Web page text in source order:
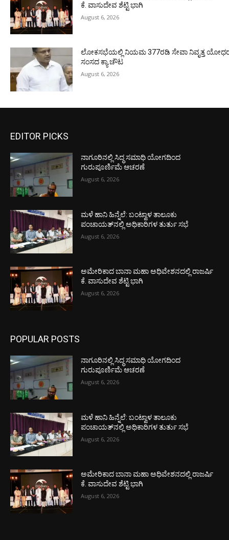
ಕೆ. ವಾಸುದೇವ ಶೆಟ್ಟಿ ಭಾಗಿ
August 6, 2026
ಲೋಕಸಭೆಯಲ್ಲಿ ನಿಯಮ 377ರಡಿ ಸೇವಾ ನಿವೃತ್ತ
ಸಂಸದ ಕ್ಯಾ.ಚೌಟ
August 6, 2026
EDITOR PICKS
ನಾಗೂರಿನಲ್ಲಿ ಸಿದ್ಧ ಸಮಾಧಿ ಯೋಗದಿಂದ
ಗುರುಪೂರ್ಣಿಮೆ ಆಚರಣೆ
August 6, 2026
ಮಳೆ ಹಾನಿ ಹಿನ್ನೆಲೆ: ಬಂಟ್ವಾಳ ತಾಲೂಕು
ಪಂಚಾಯತ್‌ನಲ್ಲಿ ಅಧಿಕಾರಿಗಳ ತುರ್ತು ಸಭೆ
August 6, 2026
ಅಮೇರಿಕಾದ ಬಾನಾ ಮಹಾ ಅಧಿವೇಶನದಲ್ಲಿ ರಾಜರ್ಷಿ
ಕೆ. ವಾಸುದೇವ ಶೆಟ್ಟಿ ಭಾಗಿ
August 6, 2026
POPULAR POSTS
ನಾಗೂರಿನಲ್ಲಿ ಸಿದ್ಧ ಸಮಾಧಿ ಯೋಗದಿಂದ
ಗುರುಪೂರ್ಣಿಮೆ ಆಚರಣೆ
August 6, 2026
ಮಳೆ ಹಾನಿ ಹಿನ್ನೆಲೆ: ಬಂಟ್ವಾಳ ತಾಲೂಕು
ಪಂಚಾಯತ್‌ನಲ್ಲಿ ಅಧಿಕಾರಿಗಳ ತುರ್ತು ಸಭೆ
August 6, 2026
ಅಮೇರಿಕಾದ ಬಾನಾ ಮಹಾ ಅಧಿವೇಶನದಲ್ಲಿ ರಾಜರ್ಷಿ
ಕೆ. ವಾಸುದೇವ ಶೆಟ್ಟಿ ಭಾಗಿ
August 6, 2026